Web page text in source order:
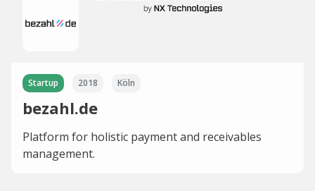
Startup 2018 Köln
bezahl.de
Platform for holistic payment and receivables
management.